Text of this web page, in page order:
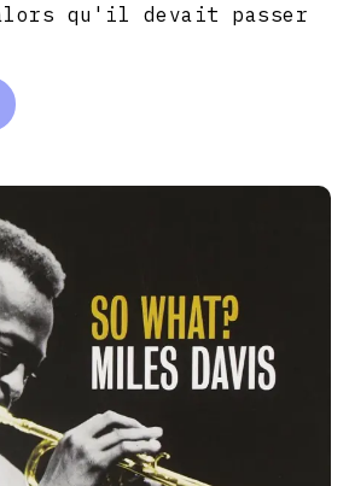
qu'il devait passer